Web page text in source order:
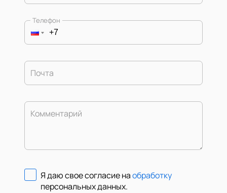
Телефон
Почта
Комментарий
Я даю свое согласие наобработку
персональных данных.